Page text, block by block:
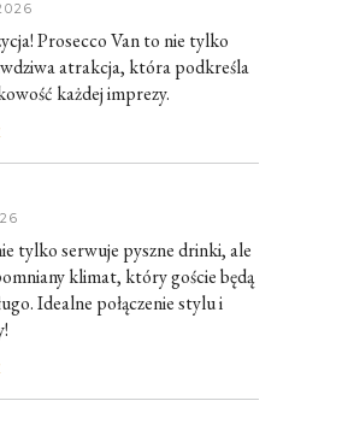
Prosecco Van to nie tylko
atrakcja, która podkreśla
każdej imprezy.
tylko serwuje pyszne drinki, ale
klimat, który goście będą
Idealne połączenie stylu i